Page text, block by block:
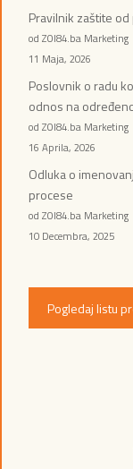
Pravilnik zaštite od
od ZOI84.ba Marketing
11 Maja, 2026
Poslovnik o radu
odnos na
od ZOI84.ba Marketing
16 Aprila, 2026
Odluka o
procese
od ZOI84.ba Marketing
10 Decembra, 2025
Pogledaj listu